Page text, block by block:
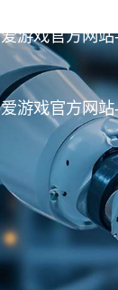
爱游戏官方网
爱游戏官方网